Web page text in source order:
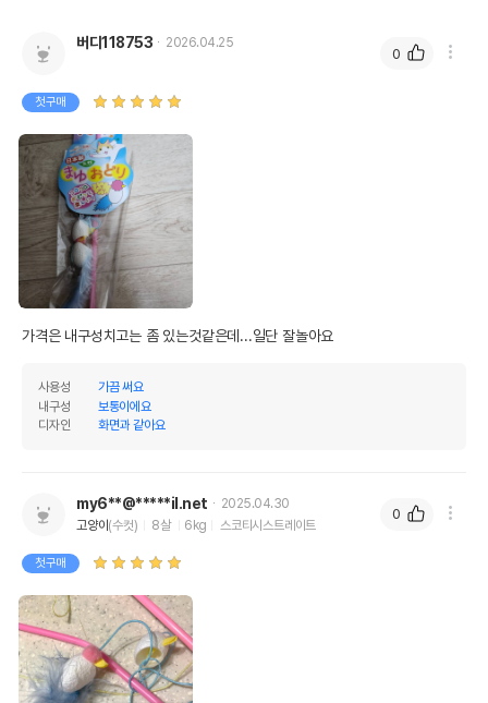
상품 필수 정보
법에 의한 인증,허가 등을
받았음을 확인할수 있는
경우 그에 대한 사항
상세페이지 참조
제조국 또는 원산지
제조자,수입품의 경우
수입자를 함께 표기
AS책임자와 전화번호
버디118753 2026.04.25
첫구매
가격은 내구성치고는 좀 있는것같은데...일단 잘놀아요
사용성
가끔 써요
내구성
보통이에요
디자인
화면과 같아요
0
my6**@*****il.net
2025.04.30
고양이 (수컷) 8살 6kg 스코티시스트레이트
첫구매
0